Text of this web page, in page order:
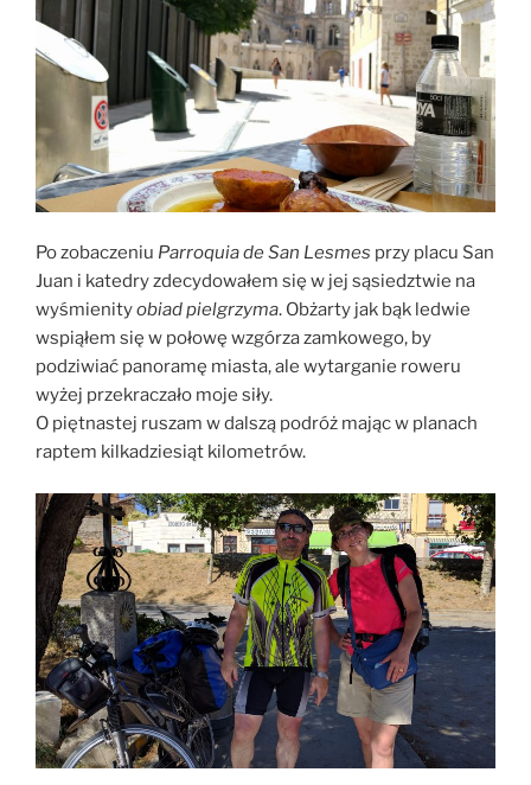
Po zobaczeniu Parroquia de San Lesmes przy placu San
Juan i katedry zdecydowałem się w jej sąsiedztwie na
wyśmienityobiad pielgrzyma. Obżarty jak bąk ledwie
wspiąłem się w połowę wzgórza zamkowego, by
podziwiać panoramę miasta, ale wytarganie roweru
wyżej przekraczało moje siły.
O piętnastej ruszam w dalszą podróż mając w planach
raptem kilkadziesiąt kilometrów.